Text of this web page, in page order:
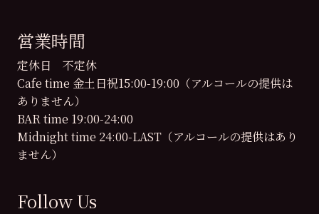
営業時間
定休日 不定休
Cafe time 金土日祝15:00-19:00（アルコールの提供は
ありません）
BAR time 19:00-24:00
Midnight time 24:00-LAST（アルコールの提供はあり
ません）
Follow Us